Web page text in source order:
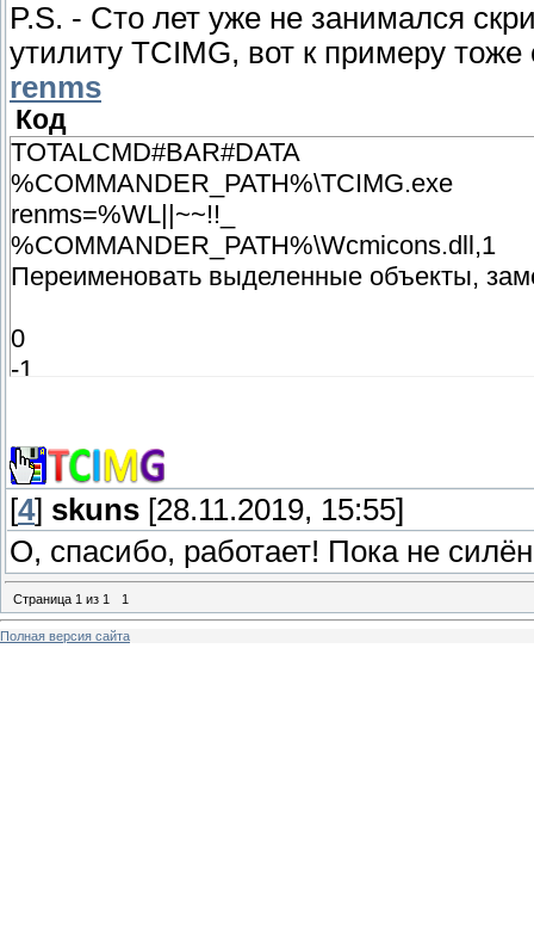
P.S. - Сто лет уже не занимался
утилиту TCIMG, вот к примеру
renms
Код
TOTALCMD#BAR#DATA
%COMMANDER_PATH%\TCIMG.exe
renms=%WL||~~!!_
%COMMANDER_PATH%\Wcmicons.dll,1
Переименовать выделенные объекты,
0
-1
[4] skuns [28.11.2019, 15:55]
О, спасибо, работает! Пока не
Страница 1 из 1 1
Полная версия сайта